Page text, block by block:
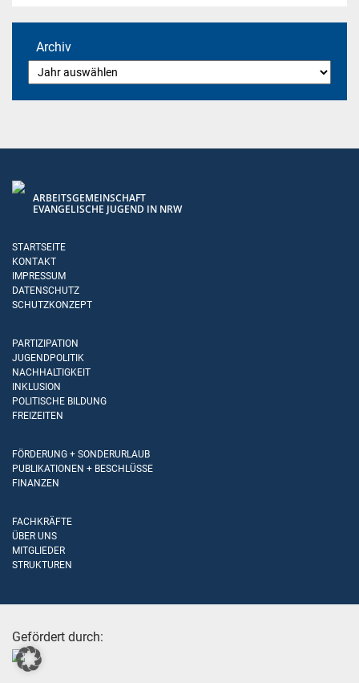
Archiv
ARBEITSGEMEINSCHAFT
EVANGELISCHE JUGEND IN NRW
STARTSEITE
KONTAKT
IMPRESSUM
DATENSCHUTZ
SCHUTZKONZEPT
PARTIZIPATION
JUGENDPOLITIK
NACHHALTIGKEIT
INKLUSION
POLITISCHE BILDUNG
FREIZEITEN
FÖRDERUNG + SONDERURLAUB
PUBLIKATIONEN + BESCHLÜSSE
FINANZEN
FACHKRÄFTE
ÜBER UNS
MITGLIEDER
STRUKTUREN
Gefördert durch: